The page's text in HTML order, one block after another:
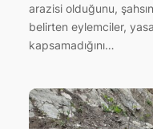
arazisi olduğunu,
belirten eylemciler,
kapsamadığını…